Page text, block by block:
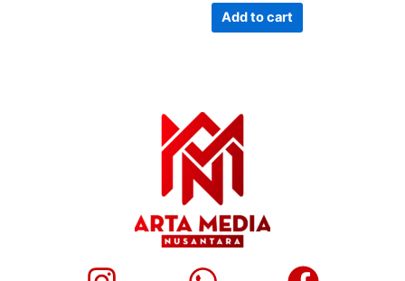
Add to cart